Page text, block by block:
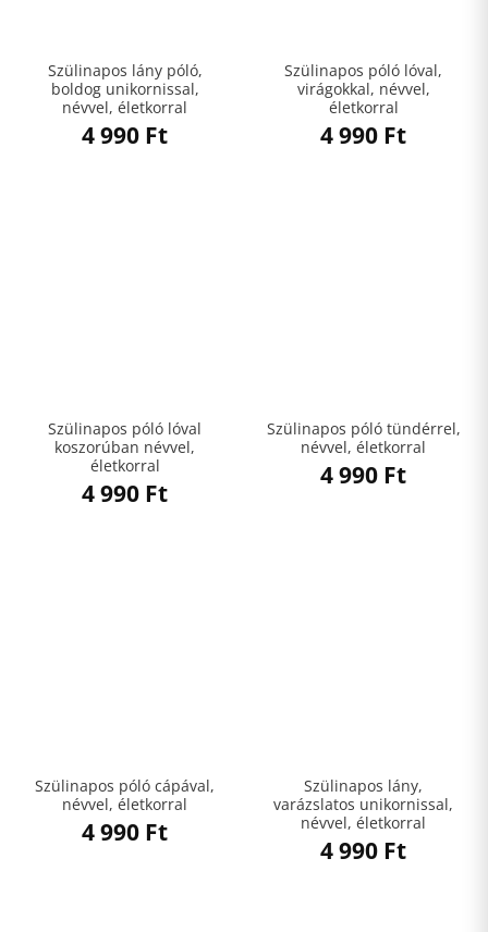
Szülinapos lány póló,
boldog unikornissal,
névvel, életkorral
4 990 Ft
Szülinapos póló lóval,
virágokkal, névvel,
életkorral
4 990 Ft
Szülinapos póló lóval
koszorúban névvel,
életkorral
4 990 Ft
Szülinapos póló tündérrel,
névvel, életkorral
4 990 Ft
Szülinapos póló cápával,
névvel, életkorral
4 990 Ft
Szülinapos lány,
varázslatos unikornissal,
névvel, életkorral
4 990 Ft